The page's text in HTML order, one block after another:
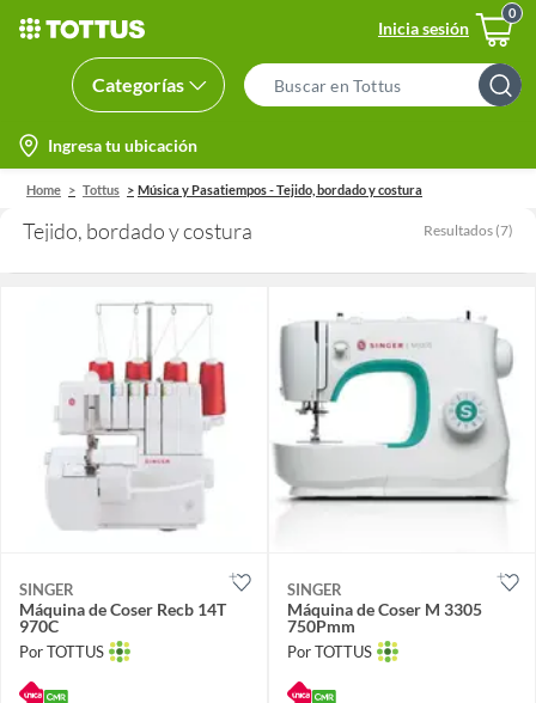
Inicia sesión
Categorías
Search
Bar
location-
icon
Ingresa tu ubicación
Home Tottus Música y Pasatiempos - Tejido, bordado y costura
Tejido, bordado y costura Resultados (7)
SINGER
Máquina de Coser Recb 14T
970C
Por TOTTUS
SINGER
Máquina de Coser M 3305
750Pmm
Por TOTTUS